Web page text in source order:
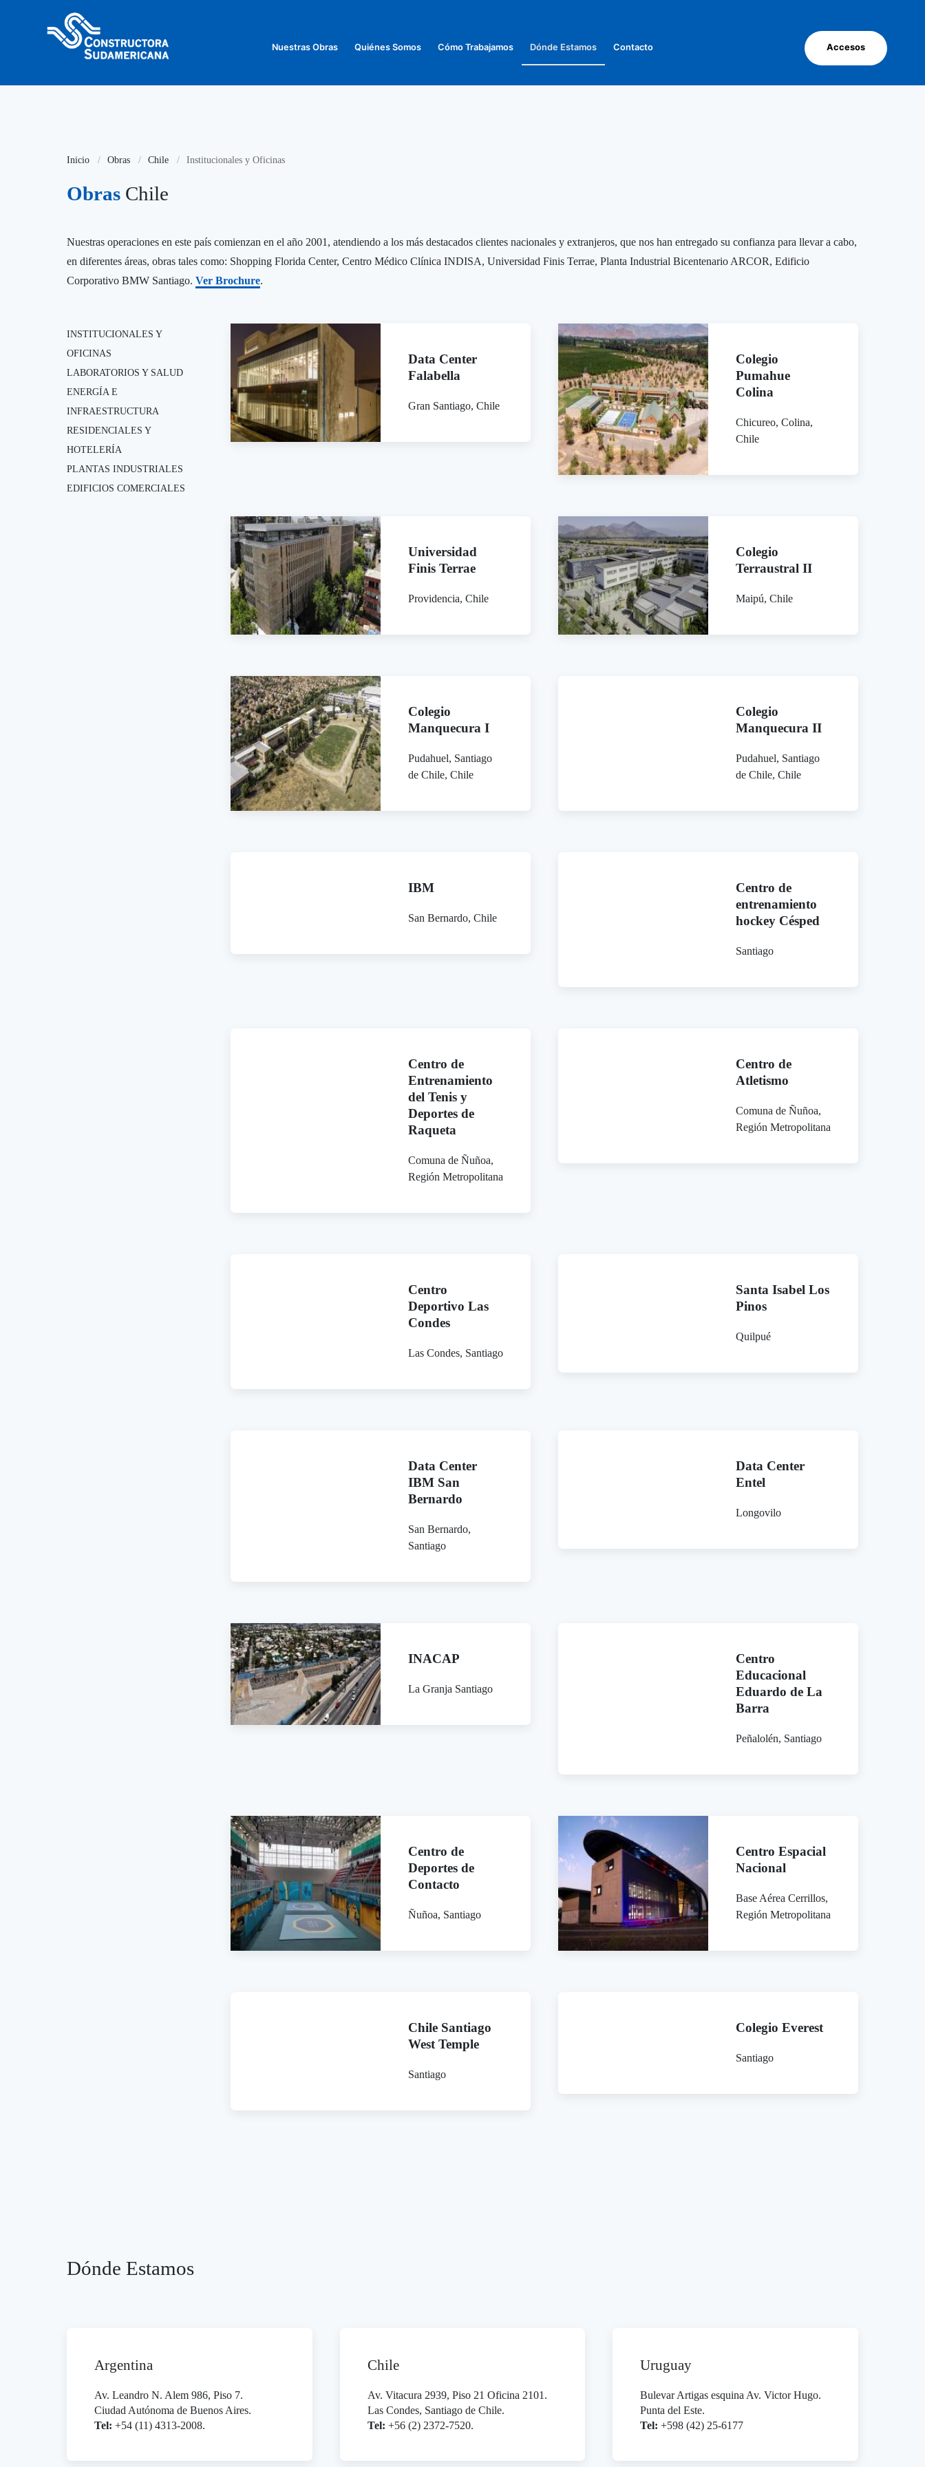
Nuestras Obras Quiénes Somos Cómo Trabajamos Dónde Estamos Contacto Accesos
Inicio Obras Chile Institucionales y Oficinas
Obras Chile
Nuestras operaciones en este país comienzan en el año 2001, atendiendo a los más destacados clientes nacionales y extranjeros, que nos han entregado su confianza para llevar a cabo,
en diferentes áreas, obras tales como: Shopping Florida Center, Centro Médico Clínica INDISA, Universidad Finis Terrae, Planta Industrial Bicentenario ARCOR, Edificio
Corporativo BMW Santiago. Ver Brochure.
INSTITUCIONALES Y
OFICINAS
LABORATORIOS Y SALUD
ENERGÍA E
INFRAESTRUCTURA
RESIDENCIALES Y
HOTELERÍA
PLANTAS INDUSTRIALES
EDIFICIOS COMERCIALES
Data Center
Falabella
Gran Santiago, Chile
Colegio
Pumahue
Colina
Chicureo, Colina,
Chile
Universidad
Finis Terrae
Providencia, Chile
Colegio
Terraustral II
Maipú, Chile
Colegio
Manquecura I
Pudahuel, Santiago
de Chile, Chile
Colegio
Manquecura II
Pudahuel, Santiago
de Chile, Chile
IBM
San Bernardo, Chile
Centro de
entrenamiento
hockey Césped
Santiago
Centro de
Entrenamiento
del Tenis y
Deportes de
Raqueta
Comuna de Ñuñoa,
Región Metropolitana
Centro de
Atletismo
Comuna de Ñuñoa,
Región Metropolitana
Centro
Deportivo Las
Condes
Las Condes, Santiago
Santa Isabel Los
Pinos
Quilpué
Data Center
IBM San
Bernardo
San Bernardo,
Santiago
Data Center
Entel
Longovilo
INACAP
La Granja Santiago
Centro
Educacional
Eduardo de La
Barra
Peñalolén, Santiago
Centro de
Deportes de
Contacto
Ñuñoa, Santiago
Centro Espacial
Nacional
Base Aérea Cerrillos,
Región Metropolitana
Chile Santiago
West Temple
Santiago
Colegio Everest
Santiago
Dónde Estamos
Argentina
Av. Leandro N. Alem 986, Piso 7.
Ciudad Autónoma de Buenos Aires.
Tel: +54 (11) 4313-2008.
Chile
Av. Vitacura 2939, Piso 21 Oficina 2101.
Las Condes, Santiago de Chile.
Tel: +56 (2) 2372-7520.
Uruguay
Bulevar Artigas esquina Av. Victor Hugo.
Punta del Este.
Tel: +598 (42) 25-6177